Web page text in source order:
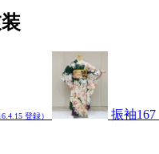
登録） 振袖167